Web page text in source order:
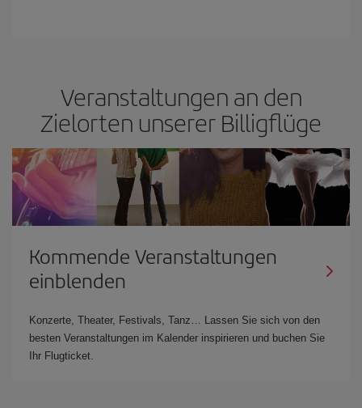
Veranstaltungen an den
Zielorten unserer Billigflüge
Kommende Veranstaltungen
einblenden
Konzerte, Theater, Festivals, Tanz… Lassen Sie sich von den
besten Veranstaltungen im Kalender inspirieren und buchen Sie
Ihr Flugticket.